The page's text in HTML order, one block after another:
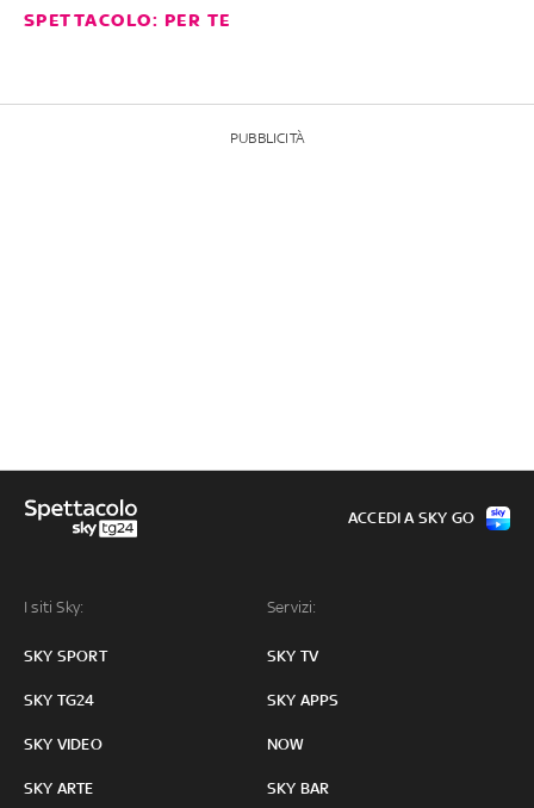
SPETTACOLO: PER TE
PUBBLICITÀ
I siti Sky:
SKY SPORT
SKY TG24
SKY VIDEO
SKY ARTE
Servizi:
SKY TV
SKY APPS
NOW
SKY BAR
ACCEDI A SKY GO